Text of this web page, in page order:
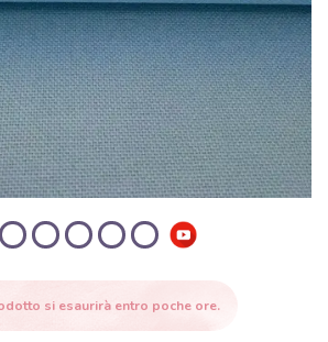
si esaurirà entro poche ore.